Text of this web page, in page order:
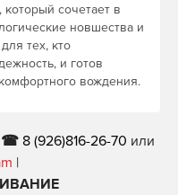
который сочетает в
новшества и
тех, кто
и готов
вождения.
☎ 8 (926)816-26-70 или
|